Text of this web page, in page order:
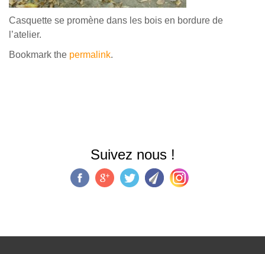
Casquette se promène dans les bois en bordure de
l’atelier.
Bookmark the permalink.
Suivez nous !